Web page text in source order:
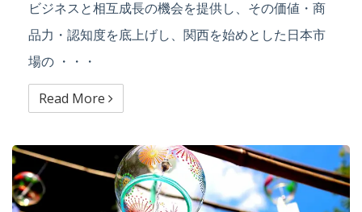
ビジネスと相互成長の機会を提供し、その価値・商
品力・認知度を底上げし、関西を始めとした日本市
場の ・・・
Read More